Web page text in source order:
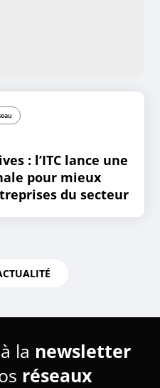
: l’ITC lance une
pour mieux
du secteur
la newsletter
réseaux